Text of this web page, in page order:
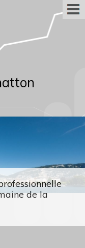
de la